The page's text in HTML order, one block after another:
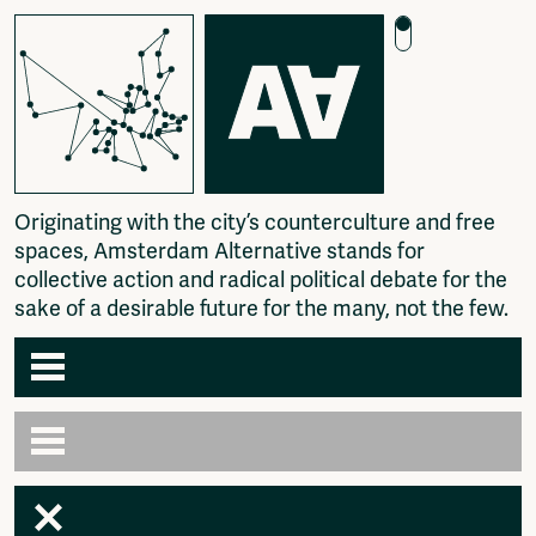
Originatingwiththe city’s countercu ture and free
spaces, Amsterdam Aternative stands for
co ective action and radica po itica debate forthe
sake of a desirab e future forthe many, notthe few.
Agenda
Articles
Newspaper
Photography
Amsterdam